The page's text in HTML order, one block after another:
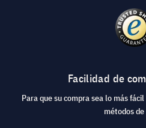
Facilidad de
Para que su compra sea lo más
métodos de